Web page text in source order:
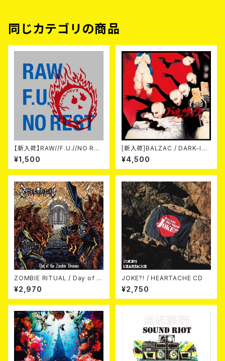
同じカテゴリの商品
【新入荷】RAW//F.U.//NO RES
T / 3way split EP ハード ラッ
ク ダンス (CD)
¥1,500
[新入荷]BALZAC / DARK-IS
M -20th Anniversary Comp
ilation- (2CD)
¥4,500
ZOMBIE RITUAL / Day of th
e Zombie Demons
¥2,970
JOKE?! / HEARTACHE CD
¥2,750